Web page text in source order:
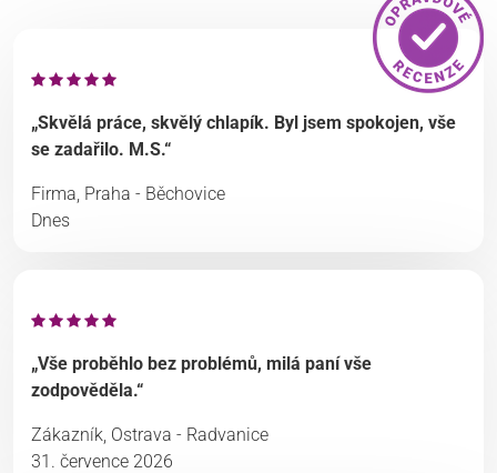
„Skvělá práce, skvělý chlapík. Byl jsem spokojen, vše
se zadařilo. M.S.“
Firma, Praha - Běchovice
Dnes
„Vše proběhlo bez problémů, milá paní vše
zodpověděla.“
Zákazník, Ostrava - Radvanice
31. července 2026